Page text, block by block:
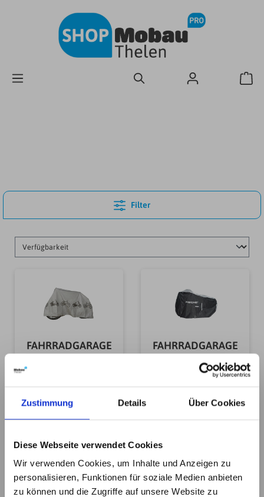
Zustimmung Details Über Cookies
Diese Webseite verwendet Cookies
Wir verwenden Cookies, um Inhalte und Anzeigen zu
personalisieren, Funktionen für soziale Medien anbieten
zu können und die Zugriffe auf unsere Website zu
Filter
FAHRRADGARAGE
FAHRRADGARAGE
30,99 €*